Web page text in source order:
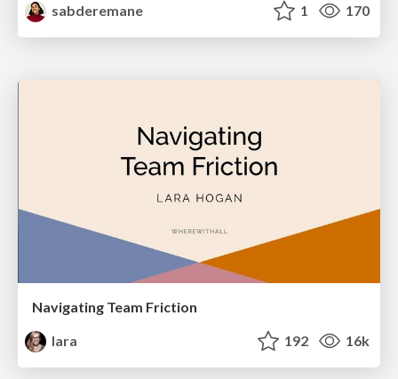
sabderemane
1 170
Navigating Team Friction
lara
192 16k